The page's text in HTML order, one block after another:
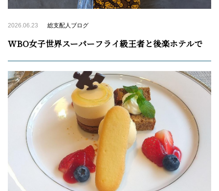
2026.06.23 総支配人ブログ
WBO女子世界スーパーフライ級王者と後楽ホテルで